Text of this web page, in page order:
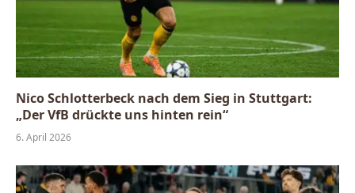
Nico Schlotterbeck nach dem Sieg in Stuttgart:
„Der VfB drückte uns hinten rein“
6. April 2026